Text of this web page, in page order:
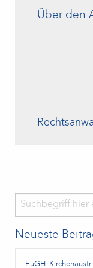
Über den
Neueste
EuGH: